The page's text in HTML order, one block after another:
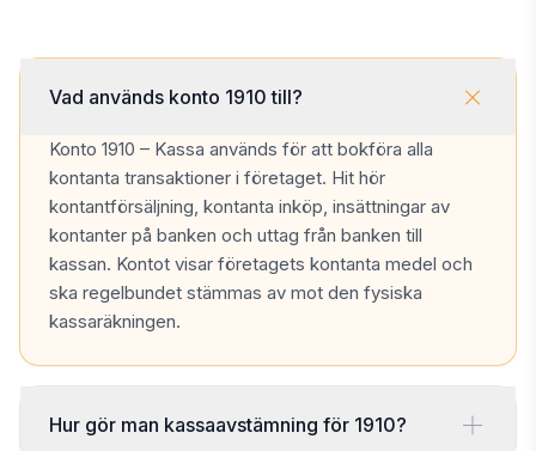
Vad används konto 1910 till?
Konto 1910 – Kassa används för att bokföra alla
kontanta transaktioner i företaget. Hit hör
kontantförsäljning, kontanta inköp, insättningar av
kontanter på banken och uttag från banken till
kassan. Kontot visar företagets kontanta medel och
ska regelbundet stämmas av mot den fysiska
kassaräkningen.
Hur gör man kassaavstämning för 1910?